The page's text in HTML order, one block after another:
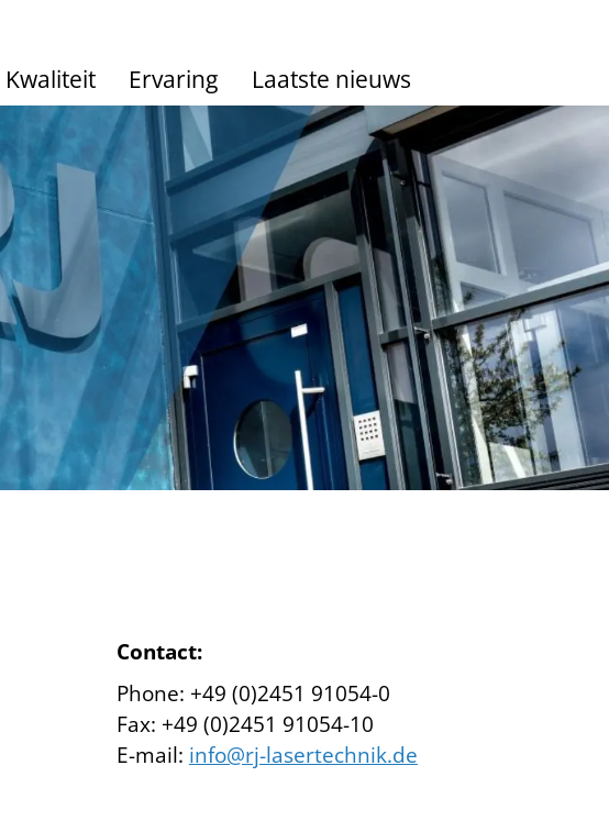
Kwaliteit Ervaring Laatste nieuws
Contact:
Phone: +49 (0)2451 91054-0
Fax: +49 (0)2451 91054-10
E-mail: info@rj-lasertechnik.de